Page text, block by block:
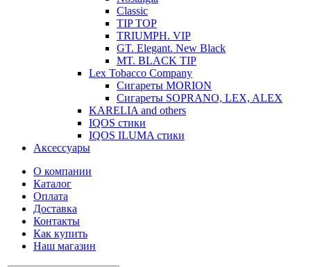
Classic
TIP TOP
TRIUMPH. VIP
GT. Elegant. New Black
MT. BLACK TIP
Lex Tobacco Company
Сигареты MORION
Сигареты SOPRANO, LEX, ALEX
KARELIA and others
IQOS стики
IQOS ILUMA стики
Аксессуары
О компании
Каталог
Оплата
Доставка
Контакты
Как купить
Наш магазин